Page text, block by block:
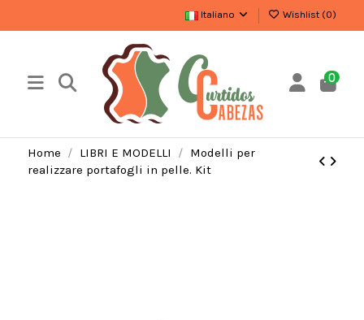
Italiano Wishlist (0)
0
Home LIBRI E MODELLI
Modelli per
realizzare portafogli in pelle. Kit